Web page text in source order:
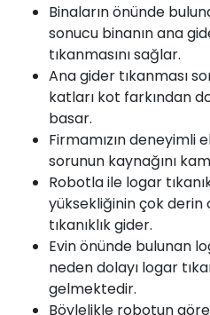
Binaların önünde
sonucu binanın ana
tıkanmasını sağlar.
Ana gider tıkanması
katları kot farkından
basar.
Firmamızın deneyimli
sorunun kaynağını
Robotla ile logar
yüksekliğinin çok derin
tıkanıklık gider.
Evin önünde bulunan
neden dolayı logar
gelmektedir.
Böylelikle robotun